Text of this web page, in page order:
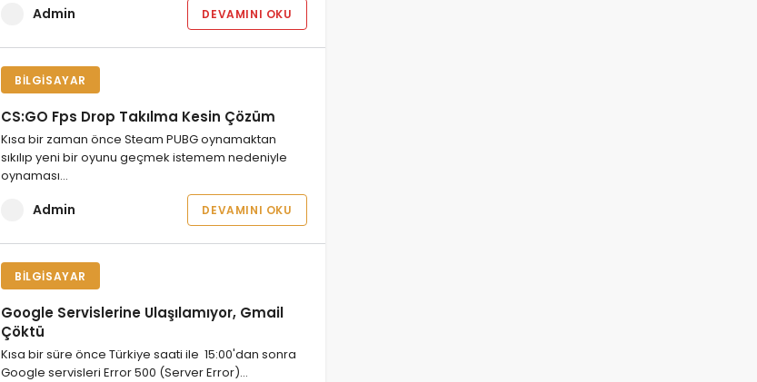
Admin DEVAMINI OKU
BILGISAYAR
CS:GO Fps Drop Takılma Kesin Çözüm
Kısa bir zaman önce Steam PUBG oynamaktan
sıkılıp yeni bir oyunu geçmek istemem nedeniyle
oynaması…
Admin DEVAMINI OKU
BILGISAYAR
Google Servislerine Ulaşılamıyor, Gmail
Çöktü
Kısa bir süre önce Türkiye saati ile 15:00'dan sonra
Google servisleri Error 500 (Server Error)…